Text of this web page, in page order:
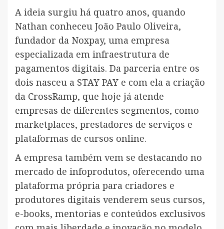
A ideia surgiu há quatro anos, quando
Nathan conheceu João Paulo Oliveira,
fundador da Noxpay, uma empresa
especializada em infraestrutura de
pagamentos digitais. Da parceria entre os
dois nasceu a STAY PAY e com ela a criação
da CrossRamp, que hoje já atende
empresas de diferentes segmentos, como
marketplaces, prestadores de serviços e
plataformas de cursos online.
A empresa também vem se destacando no
mercado de infoprodutos, oferecendo uma
plataforma própria para criadores e
produtores digitais venderem seus cursos,
e-books, mentorias e conteúdos exclusivos